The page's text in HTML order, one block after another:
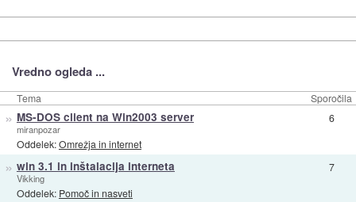
Vredno ogleda ...
Tema Sporočila
» MS-DOS client na Win2003 server
miranpozar
Oddelek:Omrežja in internet
6
» win 3.1 in inštalacija interneta
Vikking
Oddelek: Pomoč in nasveti
7